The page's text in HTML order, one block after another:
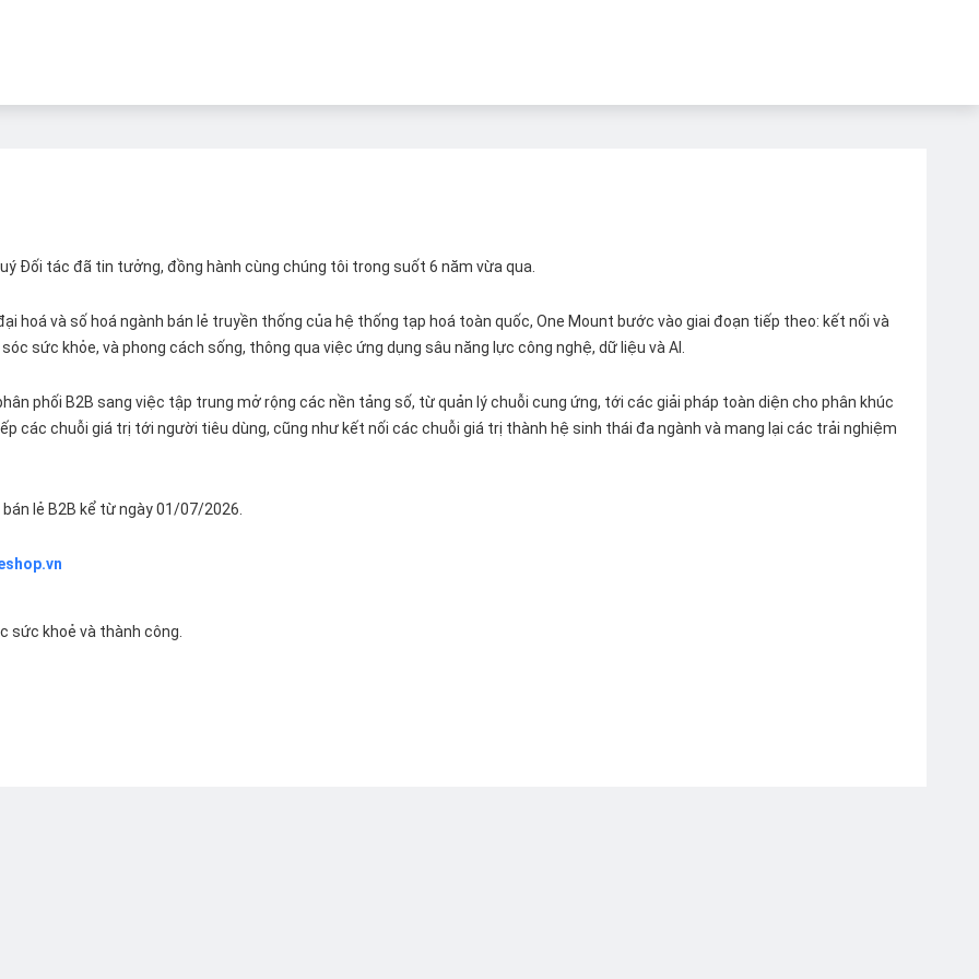
Đối tác đã tin tưởng, đồng hành cùng chúng tôi trong suốt 6 năm vừa qua.
hoá và số hoá ngành bán lẻ truyền thống của hệ thống tạp hoá toàn quốc, One Mount bước vào giai đoạn tiếp theo: kết nối và
sức khỏe, và phong cách sống, thông qua việc ứng dụng sâu năng lực công nghệ, dữ liệu và AI.
phối B2B sang việc tập trung mở rộng các nền tảng số, từ quản lý chuỗi cung ứng, tới các giải pháp toàn diện cho phân khúc
các chuỗi giá trị tới người tiêu dùng, cũng như kết nối các chuỗi giá trị thành hệ sinh thái đa ngành và mang lại các trải nghiệm
lẻ B2B kể từ ngày 01/07/2026.
sức khoẻ và thành công.